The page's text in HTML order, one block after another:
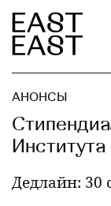
АНОНСЫ
Дедлайн: 30